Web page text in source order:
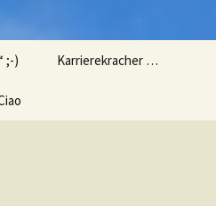
;-) Karrierekracher …